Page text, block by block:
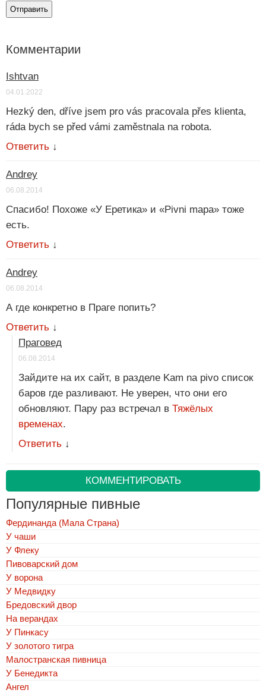
Комментарии
Ishtvan
04.01.2022
Hezký den, dříve jsem pro vás pracovala přes klienta,
ráda bych se před vámi zaměstnala na robota.
Ответить ↓
Andrey
06.08.2014
Спасибо! Похоже «У Еретика» и «Pivni mapa» тоже
есть.
Ответить ↓
Andrey
06.08.2014
А где конкретно в Праге попить?
Ответить ↓
Праговед
06.08.2014
Зайдите на их сайт, в разделе Kam na pivo список
баров где разливают. Не уверен, что они его
обновляют. Пару раз встречал в Тяжёлых
временах.
Ответить ↓
КОММЕНТИРОВАТЬ
Популярные пивные
Фердинанда (Мала Страна)
У чаши
У Флеку
Пивоварский дом
У ворона
У Медвидку
Бредовский двор
На верандах
У Пинкасу
У золотого тигра
Малостранская пивница
У Бенедикта
Ангел